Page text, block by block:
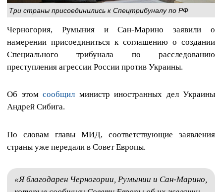
Три страны присоединились к Спецтрибуналу по РФ
Черногория, Румыния и Сан-Марино заявили о
намерении присоединиться к соглашению о создании
Специального трибунала по расследованию
преступления агрессии России против Украины.
Об этом сообщил министр иностранных дел Украины
Андрей Сибига.
По словам главы МИД, соответствующие заявления
страны уже передали в Совет Европы.
«Я благодарен Черногории, Румынии и Сан-Марино,